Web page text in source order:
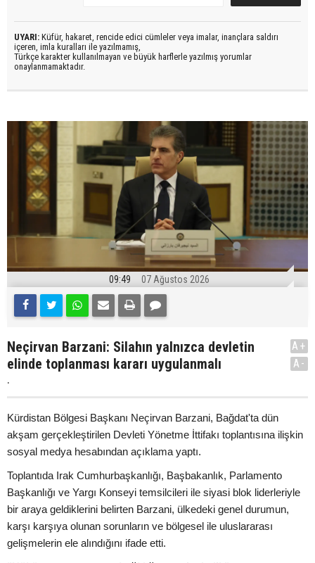
UYARI: Küfür, hakaret, rencide edici cümleler veya imalar, inançlara saldırı
içeren, imla kuralları ile yazılmamış,
Türkçe karakter kullanılmayan ve büyük harflerle yazılmış yorumlar
onaylanmamaktadır.
09:49 07 Ağustos 2026
Neçirvan Barzani: Silahın yalnızca devletin
elinde toplanması kararı uygulanmalı
.
A+
A-
Kürdistan Bölgesi Başkanı Neçirvan Barzani, Bağdat'ta dün
akşam gerçekleştirilen Devleti Yönetme İttifakı toplantısına ilişkin
sosyal medya hesabından açıklama yaptı.
Toplantıda Irak Cumhurbaşkanlığı, Başbakanlık, Parlamento
Başkanlığı ve Yargı Konseyi temsilcileri ile siyasi blok liderleriyle
bir araya geldiklerini belirten Barzani, ülkedeki genel durumun,
karşı karşıya olunan sorunların ve bölgesel ile uluslararası
gelişmelerin ele alındığını ifade etti.